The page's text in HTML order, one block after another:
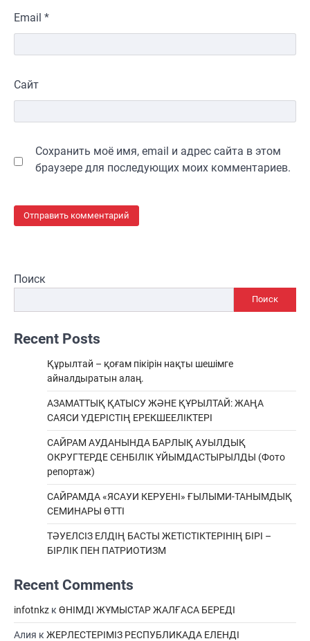
Email *
Сайт
Сохранить моё имя, email и адрес сайта в этом
браузере для последующих моих комментариев.
Поиск
Поиск
Recent Posts
Құрылтай – қоғам пікірін нақты шешімге
айналдыратын алаң.
АЗАМАТТЫҚ ҚАТЫСУ ЖӘНЕ ҚҰРЫЛТАЙ: ЖАҢА
САЯСИ ҮДЕРІСТІҢ ЕРЕКШEЕЛІКТЕРІ
САЙРАМ АУДАНЫНДА БАРЛЫҚ АУЫЛДЫҚ
ОКРУГТЕРДЕ СЕНБІЛІК ҰЙЫМДАСТЫРЫЛДЫ (Фото
репортаж)
САЙРАМДА «ЯСАУИ КЕРУЕНІ» ҒЫЛЫМИ-ТАНЫМДЫҚ
СЕМИНАРЫ ӨТТІ
ТӘУЕЛСІЗ ЕЛДІҢ БАСТЫ ЖЕТІСТІКТЕРІНІҢ БІРІ –
БІРЛІК ПЕН ПАТРИОТИЗМ
Recent Comments
infotnkz к ӨНІМДІ ЖҰМЫСТАР ЖАЛҒАСА БЕРЕДІ
Алия к ЖЕРЛЕСТЕРІМІЗ РЕСПУБЛИКАДА ЕЛЕНДІ